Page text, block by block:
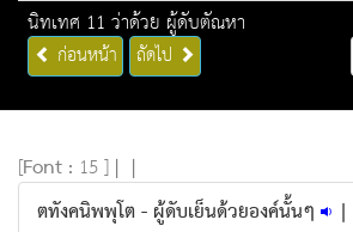
นิทเทศ 11 ว่าด้วย ผู้ดับตัณหา
ก่อนหน้า ถัดไป
[Font : 15 ] | |
ตทังคนิพพุโต - ผู้ดับเย็นด้วยองค์นั้นๆ |